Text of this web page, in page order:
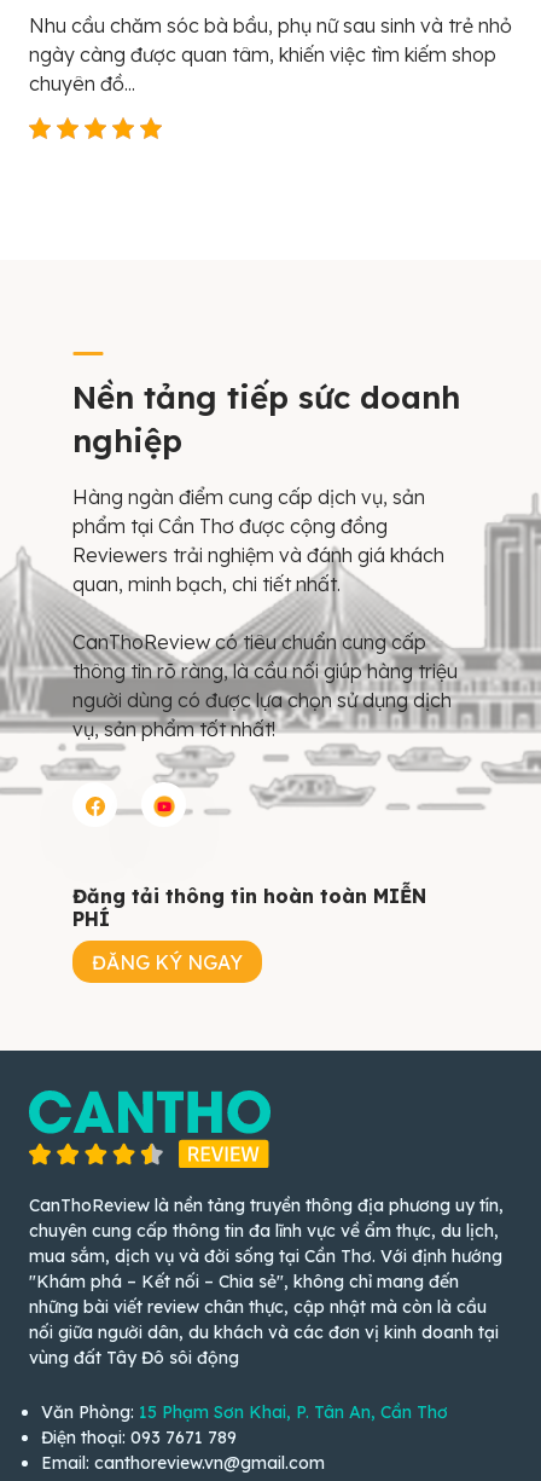
Nhu cầu chăm sóc bà bầu, phụ nữ sau sinh và trẻ nhỏ
ngày càng được quan tâm, khiến việc tìm kiếm shop
chuyên đồ...
Nền tảng tiếp sức doanh
nghiệp
Hàng ngàn điểm cung cấp dịch vụ, sản
phẩm tại Cần Thơ được cộng đồng
Reviewers trải nghiệm và đánh giá khách
quan, minh bạch, chi tiết nhất.
CanThoReview có tiêu chuẩn cung cấp
thông tin rõ ràng, là cầu nối giúp hàng triệu
người dùng có được lựa chọn sử dụng dịch
vụ, sản phẩm tốt nhất!
Đăng tải thông tin hoàn toàn MIỄN
PHÍ
ĐĂNG KÝ NGAY
CanThoReview là nền tảng truyền thông địa phương uy tín,
chuyên cung cấp thông tin đa lĩnh vực về ẩm thực, du lịch,
mua sắm, dịch vụ và đời sống tại Cần Thơ. Với định hướng
"Khám phá – Kết nối – Chia sẻ", không chỉ mang đến
những bài viết review chân thực, cập nhật mà còn là cầu
nối giữa người dân, du khách và các đơn vị kinh doanh tại
vùng đất Tây Đô sôi động
Văn Phòng: 15 Phạm Sơn Khai, P. Tân An, Cần Thơ
Điện thoại: 093 7671 789
Email: canthoreview.vn@gmail.com